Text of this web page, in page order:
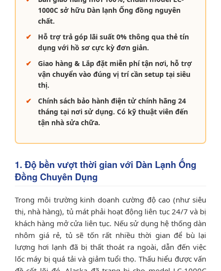
1000C sở hữu Dàn lạnh Ống đồng nguyên
chất.
Hỗ trợ trả góp lãi suất 0% thông qua thẻ tín
dụng với hồ sơ cực kỳ đơn giản.
Giao hàng & Lắp đặt miễn phítận nơi, hỗ trợ
vận chuyển vào đúng vị trí cần setup tại siêu
thị.
Chính sách bảo hành điện tử chính hãng 24
tháng tại nơi sử dụng. Có kỹ thuật viên đến
tận nhà sửa chữa.
1. Độ bền vượt thời gian với Dàn Lạnh Ống
Đồng Chuyên Dụng
Trong môi trường kinh doanh cường độ cao (như siêu
thị, nhà hàng), tủ mát phải hoạt động liên tục 24/7 và bị
khách hàng mở cửa liên tục. Nếu sử dụng hệ thống dàn
nhôm giá rẻ, tủ sẽ tốn rất nhiều thời gian để bù lại
lượng hơi lạnh đã bị thất thoát ra ngoài, dẫn đến việc
lốc máy bị quá tải và giảm tuổi thọ. Thấu hiểu được vấn